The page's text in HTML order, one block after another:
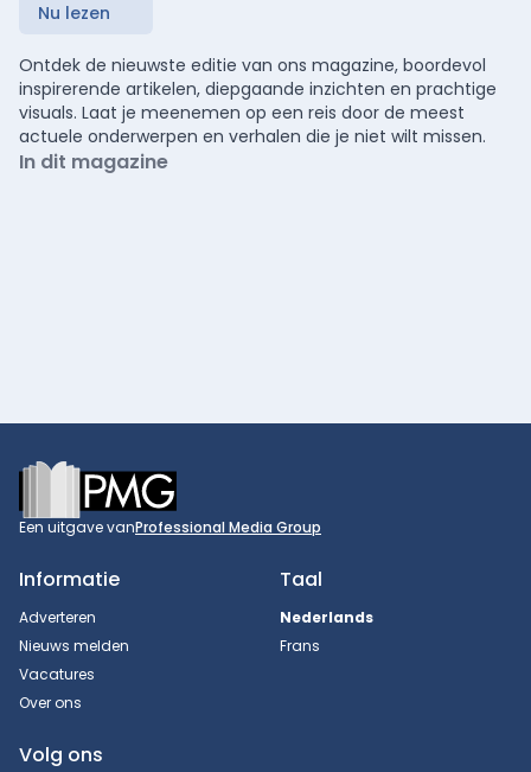
Nu lezen
Ontdek de nieuwste editie van ons magazine, boordevol
inspirerende artikelen, diepgaande inzichten en prachtige
visuals. Laat je meenemen op een reis door de meest
actuele onderwerpen en verhalen die je niet wilt missen.
In dit magazine
Footer
Een uitgave vanProfessional Media Group
Informatie
Adverteren
Nieuws melden
Vacatures
Over ons
Taal
Nederlands
Frans
Volg ons